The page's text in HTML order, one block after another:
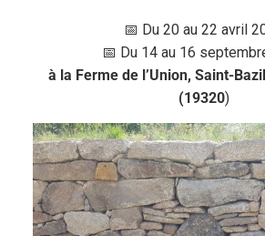
📅 Du 20 au 22 avril
📅 Du 14 au 16
à la Ferme de l’Union, Saint-
(19320)